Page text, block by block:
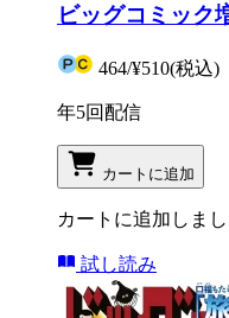
ビッグコミック
464/¥510(税込)
年5回配信
カートに追加
カートに追加しま
試し読み